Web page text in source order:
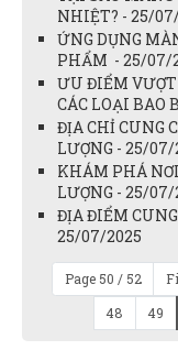
NHIỆT? - 25/
ỨNG DỤNG
PHẨM - 25/07/
ƯU ĐIỂM VƯỢT
CÁC LOẠI BAO
ĐỊA CHỈ CUNG
LƯỢNG - 25/07/
KHÁM PHÁ
LƯỢNG - 25/07/
ĐỊA ĐIỂM
25/07/2025
Page 50 / 52
48
49